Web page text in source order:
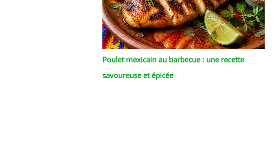
Poulet mexicain au barbecue : une recette
savoureuse et épicée